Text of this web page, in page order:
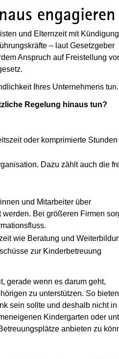
engagieren
und Elternzeit mit
– laut Gesetzgeber
Anspruch auf Freistellung
Ihres Unternehmens tun.
Regelung hinaus tun?
oder komprimierte Stunden
Dazu zählt auch die
und Mitarbeiter über
Bei größeren Firmen
wie Beratung und
zur Kinderbetreuung
gerade wenn es darum geht,
zu unterstützen. So
sein sollte und deshalb nicht in
Kindergarten oder
anbieten zu